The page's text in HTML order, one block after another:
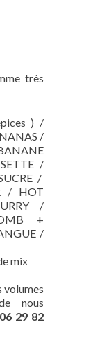
très
) /
/
/
/
/ HOT
/
+
/
mix
volumes
nous
06 29 82